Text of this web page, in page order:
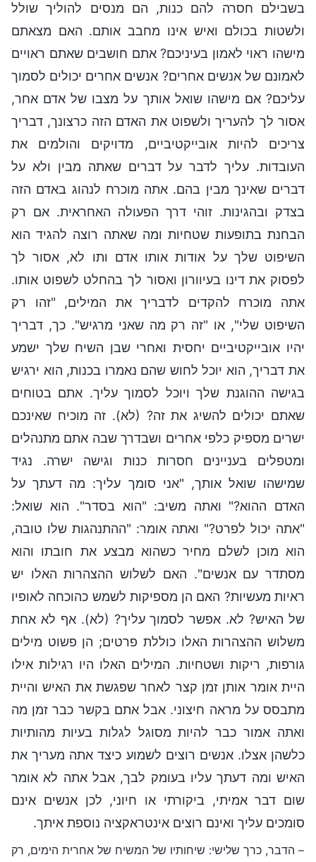
בשבילם חסרה להם כנות, הם מנסים להוליך שולל
ולשטות בכולם ואיש אינו מחבב אותם. האם מצאתם
מישהו ראוי לאמון בעיניכם? אתם חושבים שאתם ראויים
לאמונם של אנשים אחרים? אנשים אחרים יכולים לסמוך
עליכם? אם מישהו שואל אותך על מצבו של אדם אחר,
אסור לך להעריך ולשפוט את האדם הזה כרצונך, דבריך
צריכים להיות אובייקטיביים, מדויקים והולמים את
העובדות. עליך לדבר על דברים שאתה מבין ולא על
דברים שאינך מבין בהם. אתה מוכרח לנהוג באדם הזה
בצדק ובהגינות. זוהי דרך הפעולה האחראית. אם רק
הבחנת בתופעות שטחיות ומה שאתה רוצה להגיד הוא
השיפוט שלך על אודות אותו אדם ותו לא, אסור לך
לפסוק את דינו בעיוורון ואסור לך בהחלט לשפוט אותו.
אתה מוכרח להקדים לדבריך את המילים, "זהו רק
השיפוט שלי", או "זה רק מה שאני מרגיש". כך, דבריך
יהיו אובייקטיביים יחסית ואחרי שבן השיח שלך ישמע
את דבריך, הוא יוכל לחוש שהם נאמרו בכנות, הוא ירגיש
בגישה ההוגנת שלך ויוכל לסמוך עליך. אתם בטוחים
שאתם יכולים להשיג את זה? (לא). זה מוכיח שאינכם
ישרים מספיק כלפי אחרים ושבדרך שבה אתם מתנהלים
ומטפלים בעניינים חסרות כנות וגישה ישרה. נגיד
שמישהו שואל אותך, "אני סומך עליך: מה דעתך על
האדם ההוא?" ואתה משיב: "הוא בסדר". הוא שואל:
"אתה יכול לפרט?" ואתה אומר: "ההתנהגות שלו טובה,
הוא מוכן לשלם מחיר כשהוא מבצע את חובתו והוא
מסתדר עם אנשים". האם לשלוש ההצהרות האלו יש
ראיות מעשיות? האם הן מספיקות לשמש כהוכחה לאופיו
של האיש? לא. אפשר לסמוך עליך? (לא). אף לא אחת
משלוש ההצהרות האלו כוללת פרטים; הן פשוט מילים
גורפות, ריקות ושטחיות. המילים האלו היו רגילות אילו
היית אומר אותן זמן קצר לאחר שפגשת את האיש והיית
מתבסס על מראה חיצוני. אבל אתם בקשר כבר זמן מה
ואתה אמור כבר להיות מסוגל לגלות בעיות מהותיות
כלשהן אצלו. אנשים רוצים לשמוע כיצד אתה מעריך את
האיש ומה דעתך עליו בעומק לבך, אבל אתה לא אומר
שום דבר אמיתי, ביקורתי או חיוני, לכן אנשים אינם
סומכים עליך ואינם רוצים אינטראקציה נוספת איתך.
– הדבר, כרך שלישי: שיחותיו של המשיח של אחרית הימים, רק